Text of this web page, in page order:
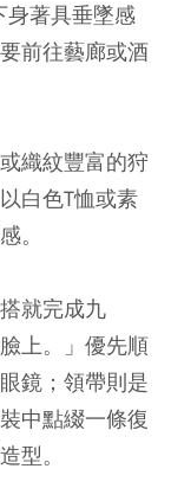
身著具垂墜感
前往藝廊或酒
織紋豐富的狩
白色T恤或素
。
就完成九
上。」優先順
鏡；領帶則是
中點綴一條復
型。